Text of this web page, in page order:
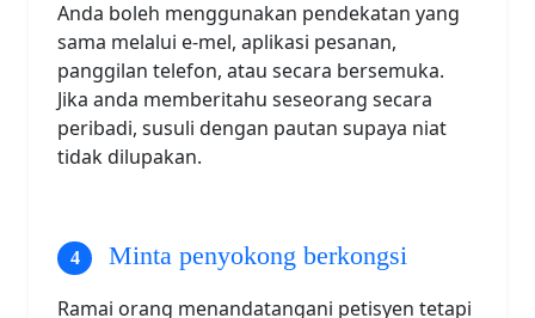
Anda boleh menggunakan pendekatan yang
sama melalui e-mel, aplikasi pesanan,
panggilan telefon, atau secara bersemuka.
Jika anda memberitahu seseorang secara
peribadi, susuli dengan pautan supaya niat
tidak dilupakan.
Minta penyokong berkongsi
Ramai orang menandatangani petisyen tetapi